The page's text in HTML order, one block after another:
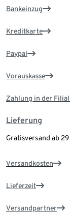
Bankeinzug
Kreditkarte
Paypal
Vorauskasse
Zahlung in der
Lieferung
Gratisversand ab
Versandkosten
Lieferzeit
Versandpartner